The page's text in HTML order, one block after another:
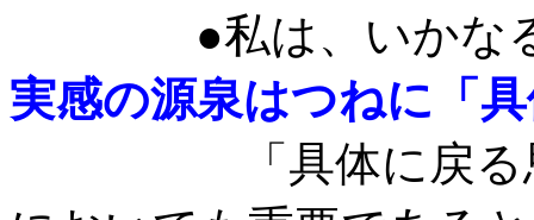
●私は、いかなる
実感の源泉はつねに「
「具体に戻る思考